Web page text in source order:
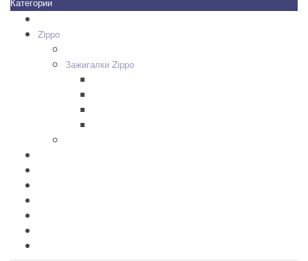
Zippo
Зажигалки Zippo